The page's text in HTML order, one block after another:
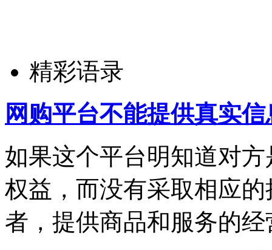
精彩语录
网购平台不能提供真实
如果这个平台明知道对
权益，而没有采取相应
者，提供商品和服务的